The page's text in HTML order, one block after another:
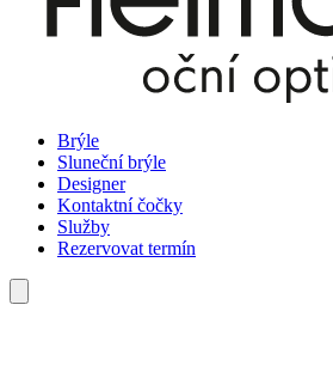
Brýle
Sluneční brýle
Designer
Kontaktní čočky
Služby
Rezervovat termín